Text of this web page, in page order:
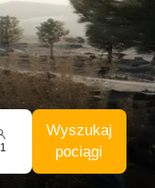
1
Wyszukaj
pociągi